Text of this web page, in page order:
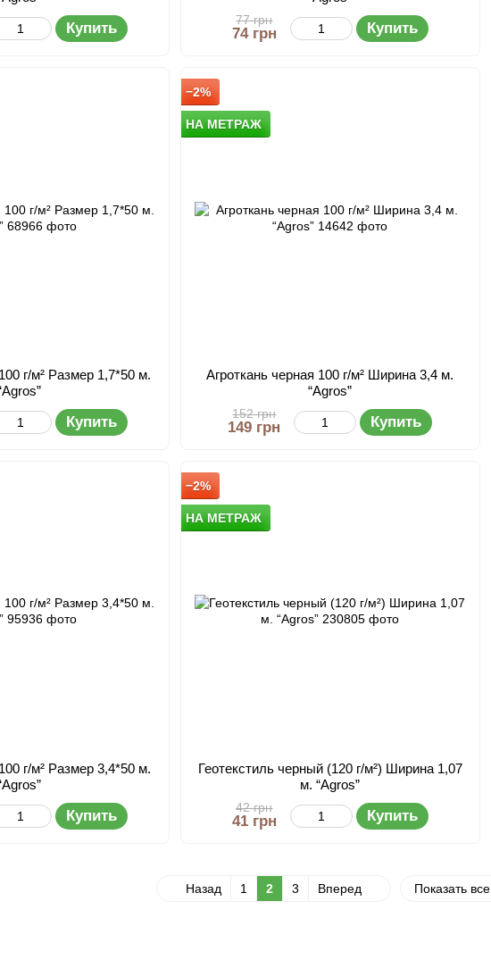
Купить 77 грн
74 грн Купить
г/м² Размер 1,7*50 м.
Купить
−2%
НА МЕТРАЖ
Агроткань черная 100 г/м² Ширина 3,4 м.
“Agros”
152 грн
149 грн Купить
г/м² Размер 3,4*50 м.
Купить
−2%
НА МЕТРАЖ
Геотекстиль черный (120 г/м²) Ширина 1,07
м. “Agros”
42 грн
41 грн Купить
Назад 1 2 3 Вперед Показать все